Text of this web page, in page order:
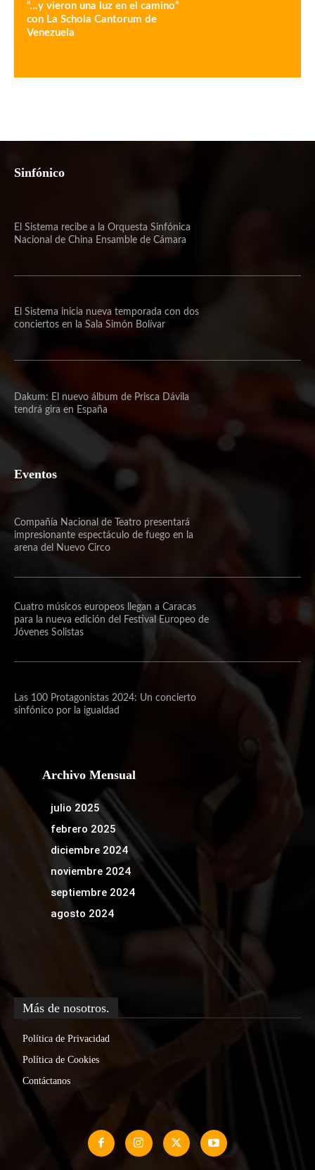
“…y vieron una luz en el camino”
con La Schola Cantorum de
Venezuela
Sinfónico
El Sistema recibe a la Orquesta Sinfónica
Nacional de China Ensamble de Cámara
El Sistema inicia nueva temporada con dos
conciertos en la Sala Simón Bolívar
Dakum: El nuevo álbum de Prisca Dávila
tendrá gira en España
Eventos
Compañía Nacional de Teatro presentará
impresionante espectáculo de fuego en la
arena del Nuevo Circo
Cuatro músicos europeos llegan a Caracas
para la nueva edición del Festival Europeo de
Jóvenes Solistas
Las 100 Protagonistas 2024: Un concierto
sinfónico por la igualdad
Archivo Mensual
julio 2025
febrero 2025
diciembre 2024
noviembre 2024
septiembre 2024
agosto 2024
Más de nosotros.
Política de Privacidad
Política de Cookies
Contáctanos